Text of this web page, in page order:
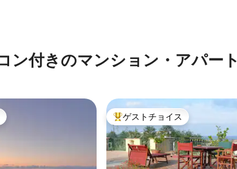
平均評価
ン付きのマンション・アパート
イスです。 大好評のゲストチョイスです。
ゲストチョイス